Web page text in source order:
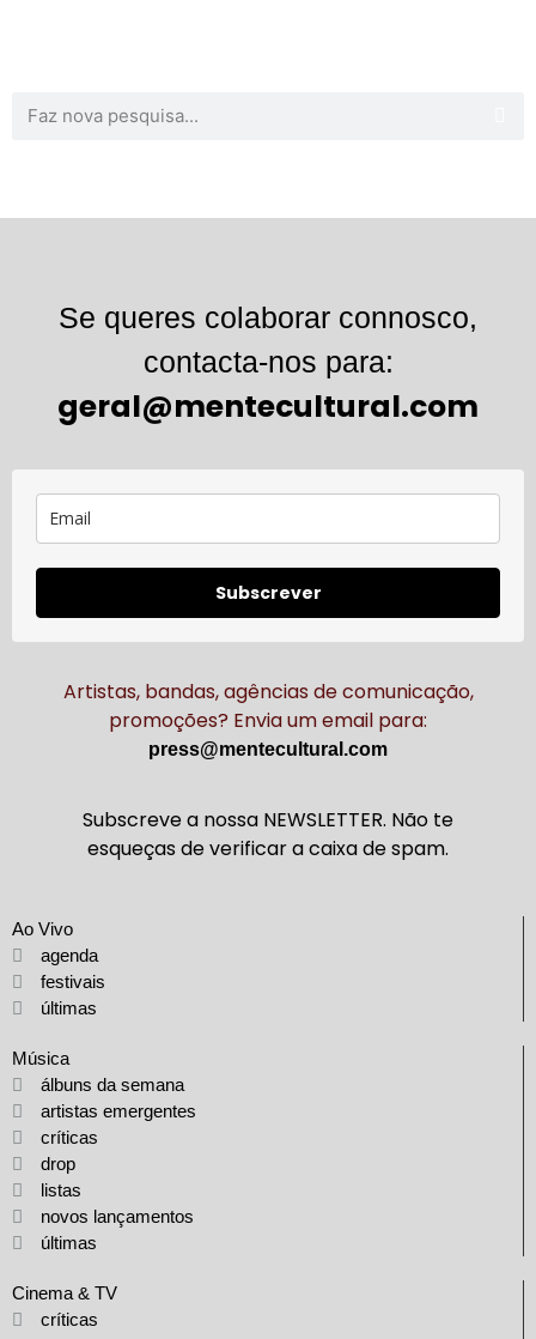
Se queres colaborar connosco,
contacta-nos para:
geral@mentecultural.com
Subscrever
Artistas, bandas, agências de comunicação,
promoções? Envia um email para:
press@mentecultural.com
Subscreve a nossa NEWSLETTER. Não te
esqueças de verificar a caixa de spam.
Ao Vivo
agenda
festivais
últimas
Música
álbuns da semana
artistas emergentes
críticas
drop
listas
novos lançamentos
últimas
Cinema & TV
críticas